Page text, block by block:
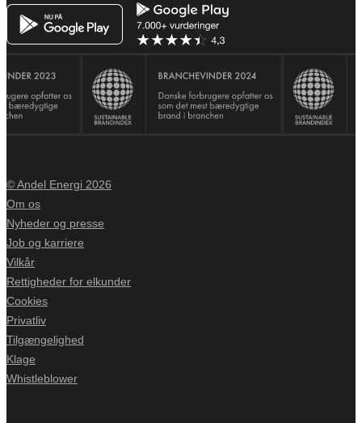
© Andel Energi 2026
Om os
Nyheder og presse
Job og karriere
Vilkår
Rettigheder for elkunder
Cookies
Privatliv
Tilgængelighed
Klage
Whistleblower